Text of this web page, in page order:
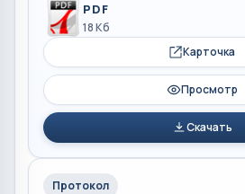
PDF
18 Кб
Карточка
Просмотр
Скачать
Протокол